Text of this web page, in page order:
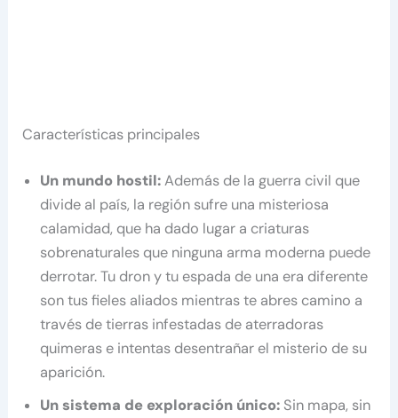
Características principales
Un mundo hostil:Además de la guerra civil que
divide al país, la región sufre una misteriosa
calamidad, que ha dado lugar a criaturas
sobrenaturales que ninguna arma moderna puede
derrotar. Tu dron y tu espada de una era diferente
son tus fieles aliados mientras te abres camino a
través de tierras infestadas de aterradoras
quimeras e intentas desentrañar el misterio de su
aparición.
Un sistema de exploración único: Sin mapa, sin